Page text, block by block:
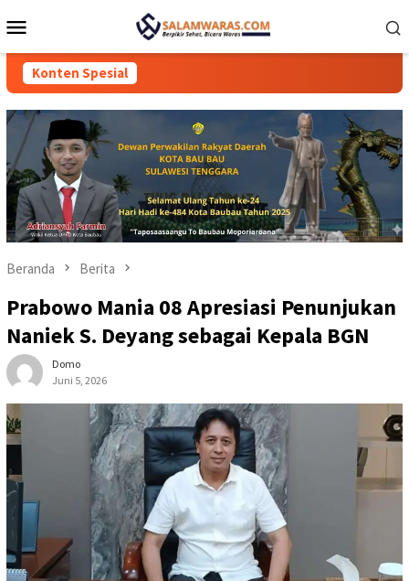
ke
Mobile
Konten Spesial
Beranda Berita
Prabowo Mania 08 Apresiasi Penunjukan
Naniek S. Deyang sebagai Kepala BGN
Domo
Juni 5, 2026